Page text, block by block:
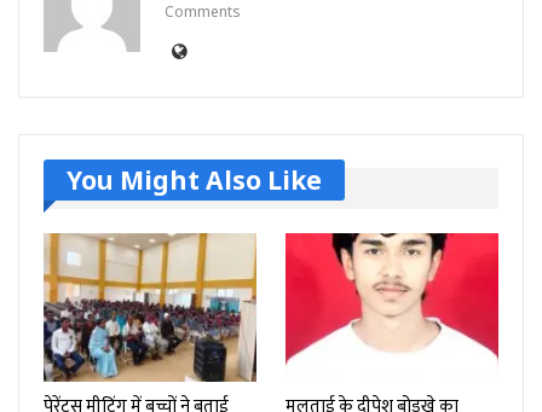
Comments
You Might Also Like